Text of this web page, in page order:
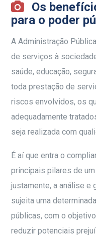
Os
para o poder
A Administração
de serviços à
saúde, educação,
toda prestação de
riscos envolvidos, os
adequadamente
seja realizada com
É aí que entra o
principais pilares de
justamente, a análise
sujeita uma
públicas, com o
reduzir potenciais